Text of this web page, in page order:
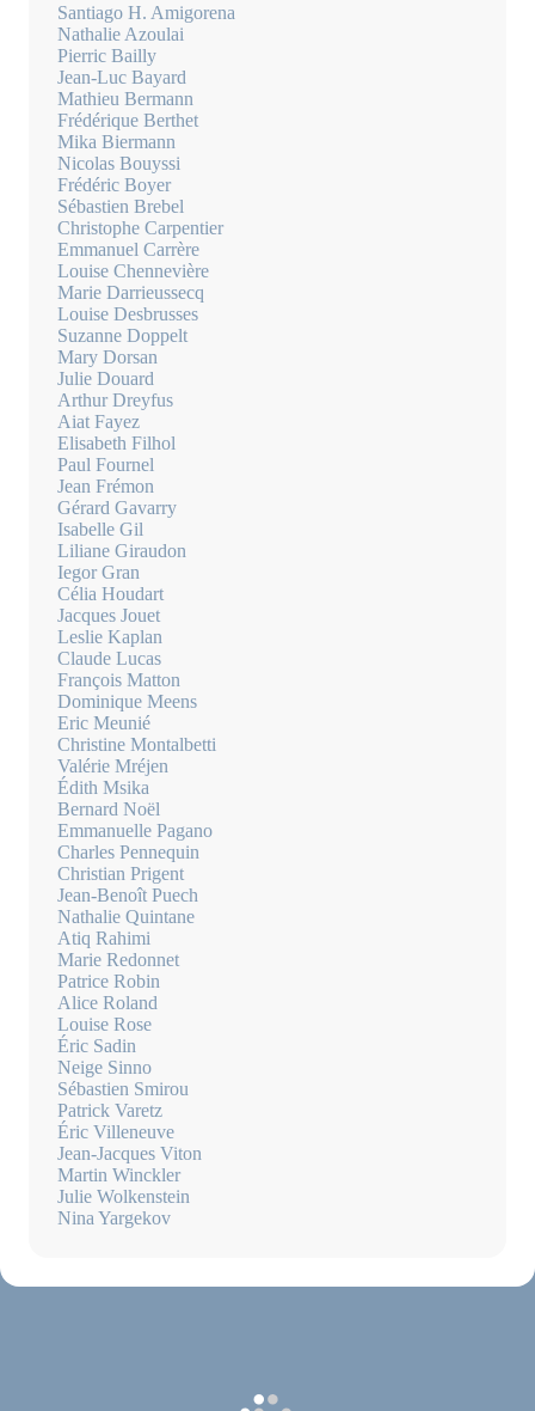
Santiago H. Amigorena
Nathalie Azoulai
Pierric Bailly
Jean-Luc Bayard
Mathieu Bermann
Frédérique Berthet
Mika Biermann
Nicolas Bouyssi
Frédéric Boyer
Sébastien Brebel
Christophe Carpentier
Emmanuel Carrère
Louise Chennevière
Marie Darrieussecq
Louise Desbrusses
Suzanne Doppelt
Mary Dorsan
Julie Douard
Arthur Dreyfus
Aiat Fayez
Elisabeth Filhol
Paul Fournel
Jean Frémon
Gérard Gavarry
Isabelle Gil
Liliane Giraudon
Iegor Gran
Célia Houdart
Jacques Jouet
Leslie Kaplan
Claude Lucas
François Matton
Dominique Meens
Eric Meunié
Christine Montalbetti
Valérie Mréjen
Édith Msika
Bernard Noël
Emmanuelle Pagano
Charles Pennequin
Christian Prigent
Jean-Benoît Puech
Nathalie Quintane
Atiq Rahimi
Marie Redonnet
Patrice Robin
Alice Roland
Louise Rose
Éric Sadin
Neige Sinno
Sébastien Smirou
Patrick Varetz
Éric Villeneuve
Jean-Jacques Viton
Martin Winckler
Julie Wolkenstein
Nina Yargekov